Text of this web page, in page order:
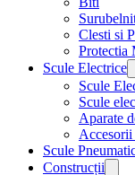
Clesti si
Protectia
Scule Electrice
Scule
Scule
Aparate
Scule
Construcții